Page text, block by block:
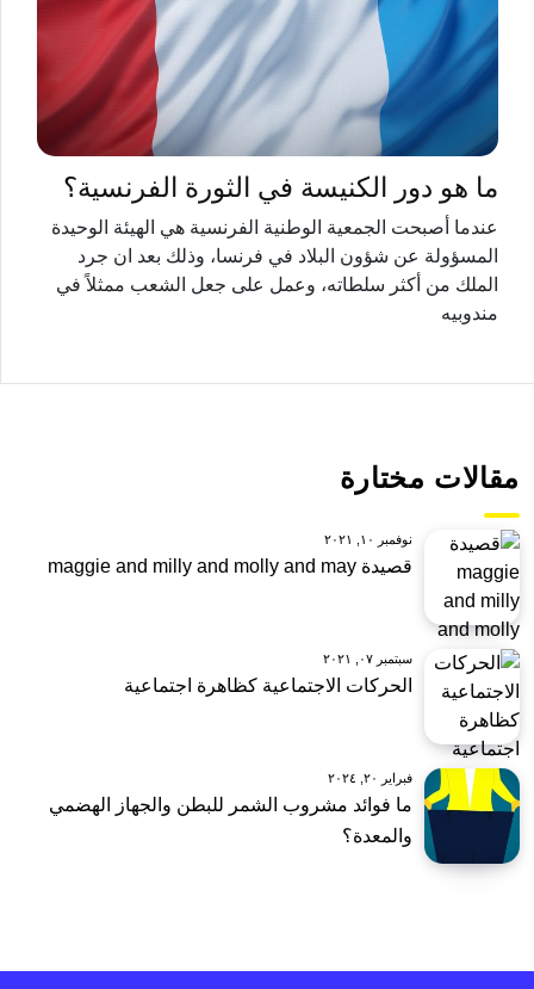
ما هو دور الكنيسة في الثورة الفرنسية؟
عندما أصبحت الجمعية الوطنية الفرنسية هي الهيئة الوحيدة
المسؤولة عن شؤون البلاد في فرنسا، وذلك بعد ان جرد
الملك من أكثر سلطاته، وعمل على جعل الشعب ممثلاً في
مندوبيه
مقالات مختارة
نوفمبر ١٠, ٢٠٢١
قصيدة maggie and milly and molly and may
سبتمبر ٠٧, ٢٠٢١
الحركات الاجتماعية كظاهرة اجتماعية
فبراير ٢٠, ٢٠٢٤
ما فوائد مشروب الشمر للبطن والجهاز الهضمي
والمعدة؟